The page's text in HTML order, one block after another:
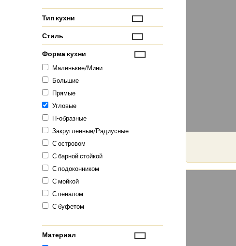
Тип кухни
Стиль
Форма кухни
Маленькие/Мини
Большие
Прямые
Угловые
П-образные
Закругленные/Радиусные
С островом
С барной стойкой
С подоконником
С мойкой
С пеналом
С буфетом
Материал